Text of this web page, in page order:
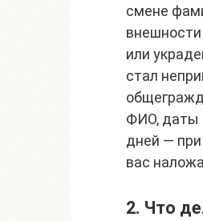
смене
или
стал
ФИО, даты
дней —
вас
2. Что